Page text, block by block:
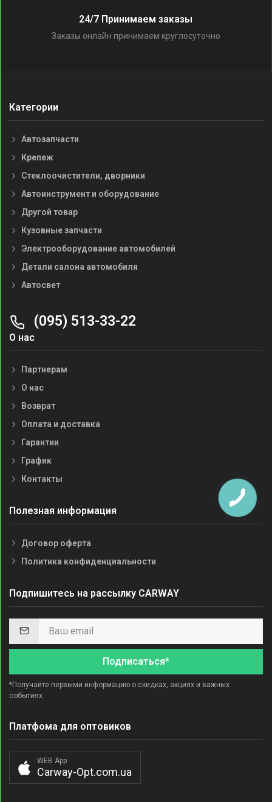
24/7 Принимаем заказы
Заказы онлайн принимаем круглосуточно
Категории
Автозапчасти
Крепеж
Стеклоочистители, дворники
Автоинструмент и оборудование
Другой товар
Кузовные запчасти
Электрооборудование автомобилей
Детали салона автомобиля
Автосвет
(095) 513-33-22
О нас
Партнерам
О нас
Возврат
Оплата и доставка
Гарантии
График
Контакты
Полезная информация
Договор оферта
Политика конфиденциальности
Подпишитесь на рассылку CARWAY
Подписаться*
*Получайте первыми информацию о скидках, акциях и важных
событиях.
Платфома для оптовиков
WEB App
Carway-Opt.com.ua